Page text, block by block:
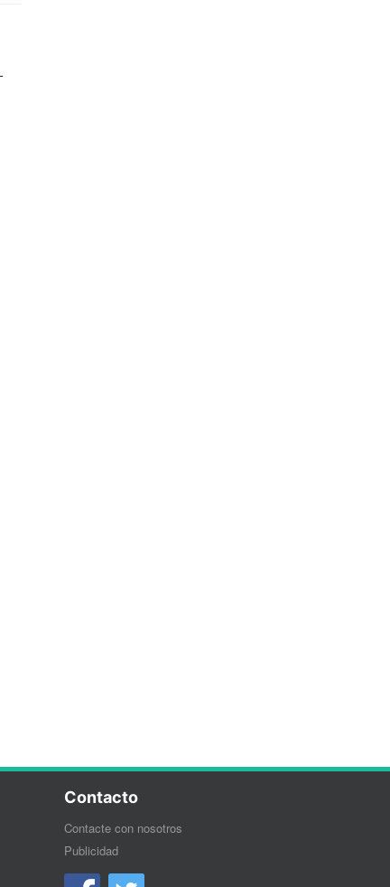
Contacto
Contacte con nosotros
Publicidad